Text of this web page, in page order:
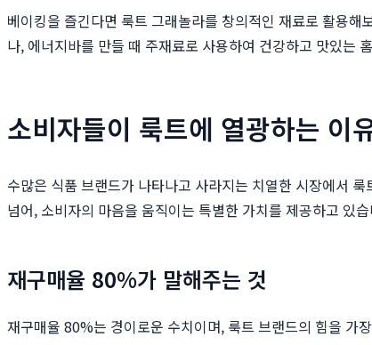
베이킹을 즐긴다면 룩트 그래놀라를 창의적인 재료로 활용
나, 에너지바를 만들 때 주재료로 사용하여 건강하고 맛있는
소비자들이 룩트에 열광하는 이
수많은 식품 브랜드가 나타나고 사라지는 치열한 시장에서
넘어, 소비자의 마음을 움직이는 특별한 가치를 제공하고 있
재구매율 80%가 말해주는 것
재구매율 80%는 경이로운 수치이며, 룩트 브랜드의 힘을 가